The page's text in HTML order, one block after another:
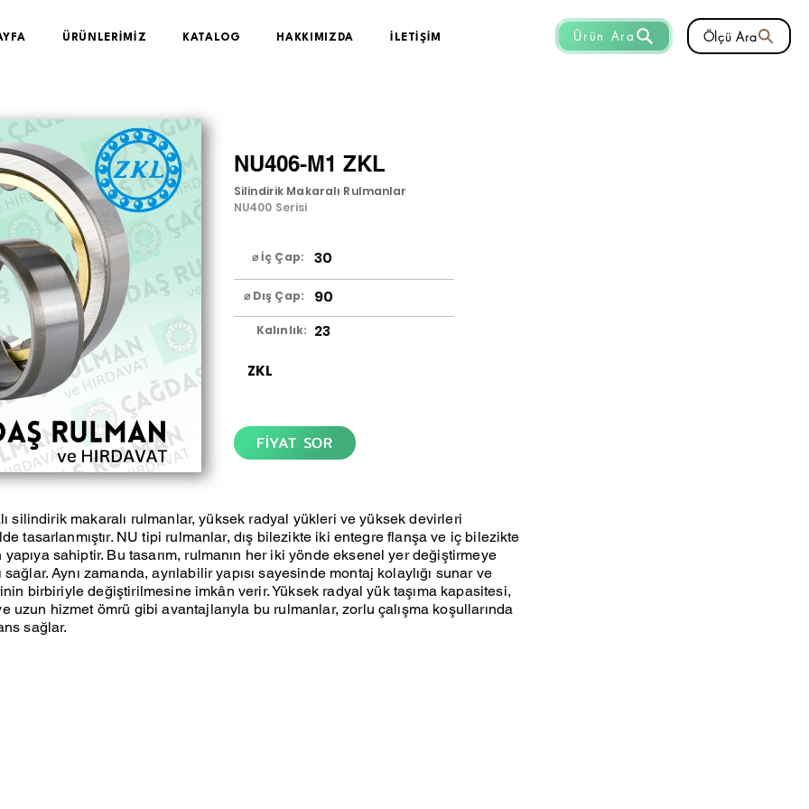
Ölçü Ara
Ürün Ara
ÜRÜNLERİMİZ KATALOG HAKKIMIZDA İLETİŞİM
NU406-M1 ZKL
Silindirik Makaralı Rulmanlar
NU400 Serisi
⌀ İç Çap: 30
⌀ Dış Çap: 90
Kalınlık: 23
ZKL
FİYAT SOR
silindirik makaralı rulmanlar, yüksek radyal yükleri ve yüksek devirleri
tasarlanmıştır. NU tipi rulmanlar, dış bilezikte iki entegre flanşa ve iç bilezikte
sahiptir. Bu tasarım, rulmanın her iki yönde eksenel yer değiştirmeye
sağlar. Aynı zamanda, ayrılabilir yapısı sayesinde montaj kolaylığı sunar ve
birbiriyle değiştirilmesine imkân verir. Yüksek radyal yük taşıma kapasitesi,
uzun hizmet ömrü gibi avantajlarıyla bu rulmanlar, zorlu çalışma koşullarında
sağlar.